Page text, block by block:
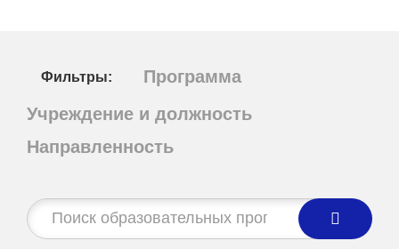
Фильтры:
Программа
Учреждение и должность
Направленность
Строка
поиска: